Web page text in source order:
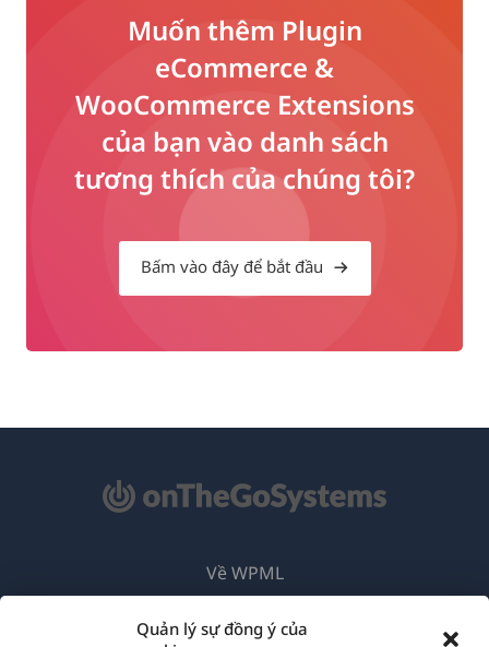
Quản lý sự đồng ý của
Muốn thêm Plugin
eCommerce &
WooCommerce Extensions
của bạn vào danh sách
tương thích của chúng tôi?
Bấm vào đây để bắt đầu
Về WPML